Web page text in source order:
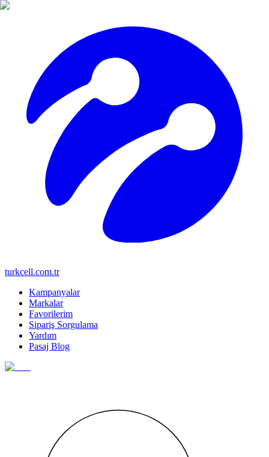
turkcell.com.tr
Kampanyalar
Markalar
Favorilerim
Sipariş Sorgulama
Yardım
Pasaj Blog